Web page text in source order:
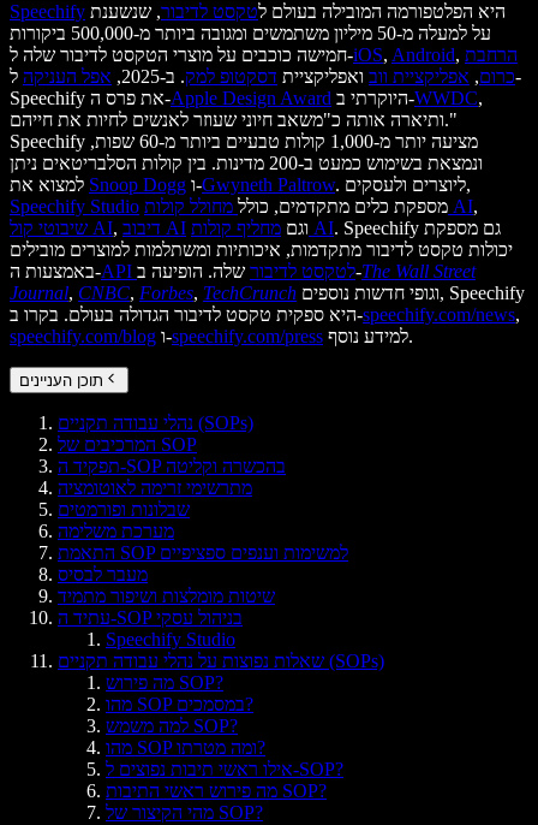
Speechify
היא הפלטפורמה המובילה בעולם לטקסט לדיבור, שנשענת
על למעלה מ-50 מיליון משתמשים ומגובה ביותר מ-500,000 ביקורות
חמישה כוכבים על מוצרי הטקסט לדיבור שלה ל-iOS, Android, הרחבת
כרום, אפליקציית ווב ואפליקציית דסקטופ למק. ב-2025, אפל העניקה ל-
Speechify את פרס ה-Apple Design Award היוקרתי ב-WWDC,
ותיארה אותה כ"משאב חיוני שעוזר לאנשים לחיות את חייהם."
Speechify מציעה יותר מ-1,000 קולות טבעיים ביותר מ-60 שפות,
ונמצאת בשימוש כמעט ב-200 מדינות. בין קולות הסלבריטאים ניתן
Snoop Dogg ו-Gwyneth Paltrow
. ליוצרים ולעסקים,
Speechify Studio
מספקת כלים מתקדמים, כולל מחולל קולות AI,
שיבוטי קול AI, דיבוב AI וגם מחליף קולות AI. Speechify גם מספקת
יכולות טקסט לדיבור מתקדמות, איכותיות ומשתלמות למוצרים מובילים
באמצעות ה-
API לטקסט לדיבורשלה. הופיעה ב-The Wall Street
Journal, CNBC, Forbes, TechCrunch
היא ספקית טקסט לדיבור הגדולה בעולם. בקרו ב-speechify.com/news,
speechify.com/blog ו-speechify.com/press למידע נוסף.
תוכן העניינים
נהלי עבודה תקניים (SOPs)
המרכיבים של SOP
תפקיד ה-SOP בהכשרה וקליטה
מתרשימי זרימה לאוטומציה
שבלונות ופורמטים
מערכת משלימה
התאמת SOP למשימות וענפים ספציפיים
מעבר לבסיס
שיטות מומלצות ושיפור מתמיד
עתיד ה-SOP בניהול עסקי
Speechify Studio
שאלות נפוצות על נהלי עבודה תקניים (SOPs)
מה פירוש SOP?
מהו SOP במסמכים?
למה משמש SOP?
מהו SOP ומה מטרתו?
אילו ראשי תיבות נפוצים ל-SOP?
מה פירוש ראשי התיבות SOP?
מהי הקיצור של SOP?